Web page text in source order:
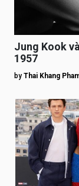
Jung Kook
1957
by Thai Khang